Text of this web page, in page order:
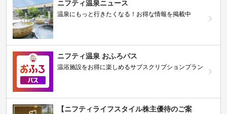
ニフティ温泉ニュース
温泉にもっと行きたくなる！お得な情報を掲載中
ニフティ温泉 おふろパス
温浴施設をお得に楽しめるサブスクリプションプラン
【ニフティライフスタイル株主優待のご案